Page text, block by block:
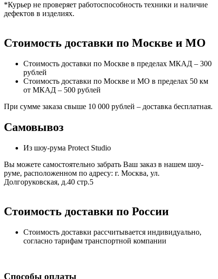
*Курьер не проверяет работоспособность техники и наличие
дефектов в изделиях.
Стоимость доставки по Москве и МО
Стоимость доставки по Москве в пределах МКАД – 300
рублей
Стоимость доставки по Москве и МО в пределах 50 км
от МКАД – 500 рублей
При сумме заказа свыше 10 000 рублей – доставка бесплатная.
Самовывоз
Из шоу-рума Protect Studio
Вы можете самостоятельно забрать Ваш заказ в нашем шоу-
руме, расположенном по адресу: г. Москва, ул.
Долгоруковская, д.40 стр.5
Стоимость доставки по России
Стоимость доставки рассчитывается индивидуально,
согласно тарифам транспортной компании
Способы оплаты